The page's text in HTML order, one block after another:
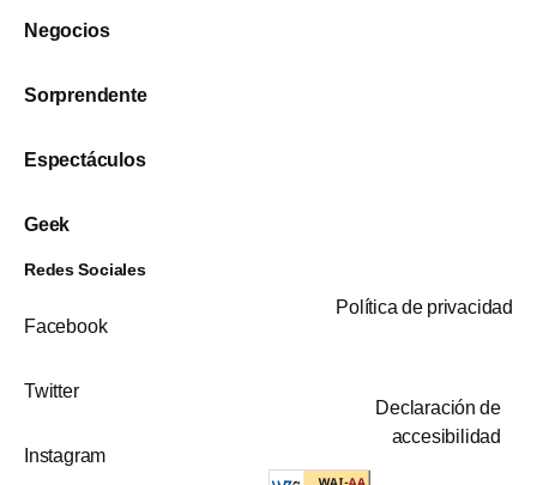
Negocios
Sorprendente
Espectáculos
Geek
Redes Sociales
Facebook
Twitter
Instagram
Política de privacidad
Declaración de
accesibilidad